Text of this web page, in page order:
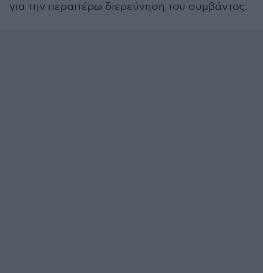
για την περαιτέρω διερεύνηση του συμβάντος.